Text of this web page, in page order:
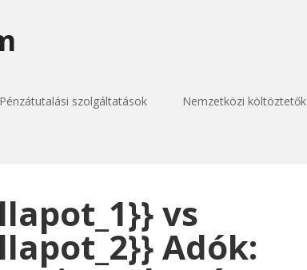
Pénzátutalási szolgáltatások Nemzetközi költöztetők
vs
Adók: